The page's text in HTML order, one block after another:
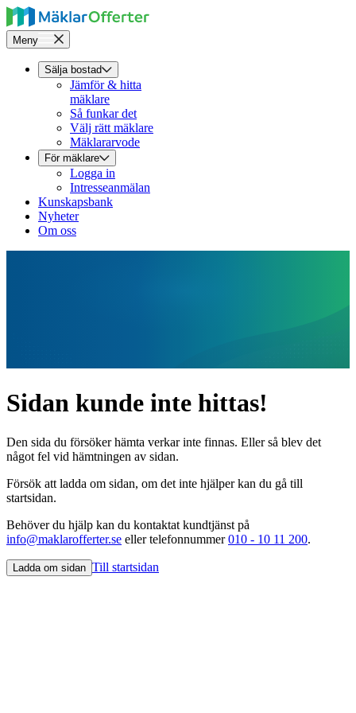
Meny
Sälja bostad
Jämför & hitta
mäklare
Så funkar det
Välj rätt mäklare
Mäklararvode
För mäklare
Logga in
Intresseanmälan
Kunskapsbank
Nyheter
Om oss
Sidan kunde inte hittas!
Den sida du försöker hämta verkar inte finnas. Eller så blev det
något fel vid hämtningen av sidan.
Försök att ladda om sidan, om det inte hjälper kan du gå till
startsidan.
Behöver du hjälp kan du kontaktat kundtjänst på
info@maklarofferter.se eller telefonnummer010 - 10 11 200.
Ladda om sidan Till startsidan